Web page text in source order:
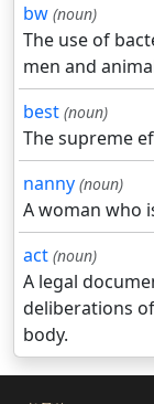
bw (noun)
The use of
men and
best (noun)
The supreme
nanny (noun)
A woman who
act (noun)
A legal
deliberations
body.